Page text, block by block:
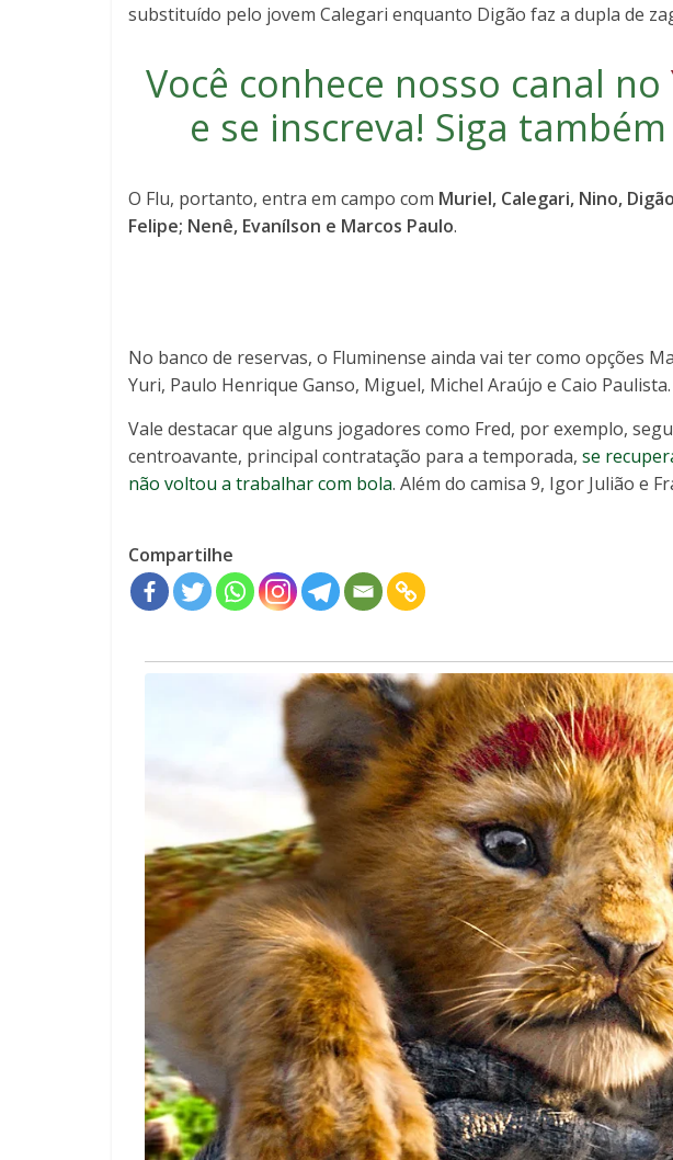
substituído pelo jovem Calegari enquanto Digão faz a dupla de
Você conhece nosso canal no
e se inscreva! Siga
O Flu, portanto, entra em campo com Muriel, Calegari, Nino,
Felipe; Nenê, Evanílson e Marcos Paulo.
No banco de reservas, o Fluminense ainda vai ter como opções
Yuri, Paulo Henrique Ganso, Miguel, Michel Araújo e Caio Paulista.
Vale destacar que alguns jogadores como Fred, por exemplo,
centroavante, principal contratação para a temporada, se
não voltou a trabalhar com bola. Além do camisa 9, Igor Julião e
Compartilhe